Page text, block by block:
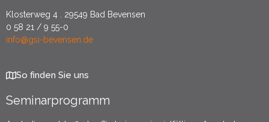
Klosterweg 4 . 29549 Bad Bevensen
0 58 21 / 9 55-0
info@gsi-bevensen.de
So finden Sie uns
Seminarprogramm